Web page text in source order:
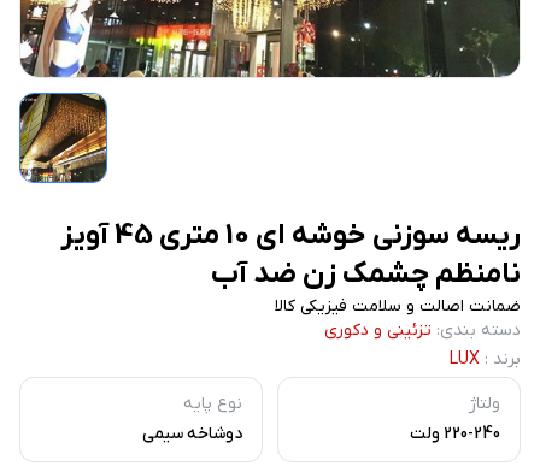
ریسه سوزنی خوشه ای 10 متری 45 آویز
نامنظم چشمک زن ضد آب
ولتاژ
220-240 ولت
نوع پایه
دوشاخه سیمی
ضمانت اصالت و سلامت فیزیکی کالا
دسته بندی: تزئینی و دکوری
برند :
LUX